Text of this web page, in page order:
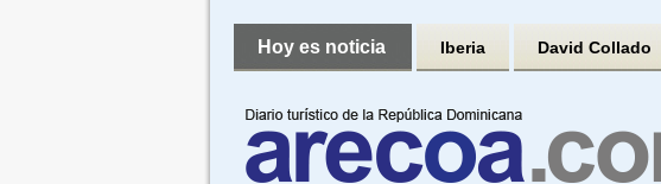
Hoy es noticia Iberia David Collado